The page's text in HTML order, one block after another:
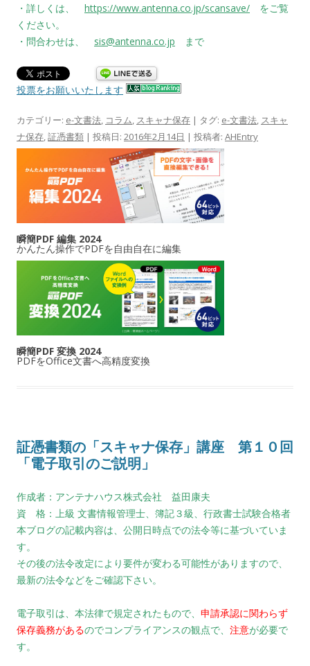
・詳しくは、 https://www.antenna.co.jp/scansave/ をご覧
ください。
・問合わせは、 sis@antenna.co.jp まで
投票をお願いいたします
カテゴリー: e-文書法, コラム, スキャナ保存 | タグ: e-文書法, スキャ
ナ保存,証憑書類 | 投稿日: 2016年2月14日 | 投稿者: AHEntry
瞬簡PDF 編集 2024
かんたん操作でPDFを自由自在に編集
瞬簡PDF 変換 2024
PDFをOffice文書へ高精度変換
証憑書類の「スキャナ保存」講座 第１０回
「電子取引のご説明」
作成者：アンテナハウス株式会社 益田康夫
資 格：上級 文書情報管理士、簿記３級、行政書士試験合格者
本ブログの記載内容は、公開日時点での法令等に基づいていま
す。
その後の法令改定により要件が変わる可能性がありますので、
最新の法令などをご確認下さい。
電子取引は、本法律で規定されたもので、 申請承認に関わらず
保存義務があるのでコンプライアンスの観点で、 注意が必要で
す。